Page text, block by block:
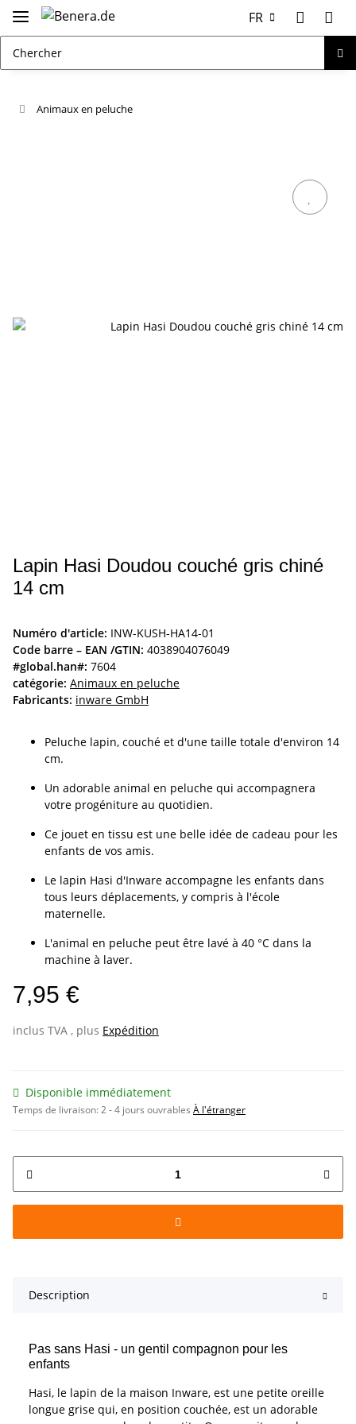
FR
Animaux en peluche
Lapin Hasi Doudou couché gris chiné
14 cm
Numéro d'article: INW-KUSH-HA14-01
Code barre – EAN /GTIN: 4038904076049
#global.han#: 7604
catégorie: Animaux en peluche
Fabricants: inware GmbH
Peluche lapin, couché et d'une taille totale d'environ 14
cm.
Un adorable animal en peluche qui accompagnera
votre progéniture au quotidien.
Ce jouet en tissu est une belle idée de cadeau pour les
enfants de vos amis.
Le lapin Hasi d'Inware accompagne les enfants dans
tous leurs déplacements, y compris à l'école
maternelle.
L'animal en peluche peut être lavé à 40 °C dans la
machine à laver.
7,95 €
inclus TVA , plus Expédition
Disponible immédiatement
Temps de livraison:2 - 4 jours ouvrables À l'étranger
Description
Pas sans Hasi - un gentil compagnon pour les
enfants
Hasi, le lapin de la maison Inware, est une petite oreille
longue grise qui, en position couchée, est un adorable